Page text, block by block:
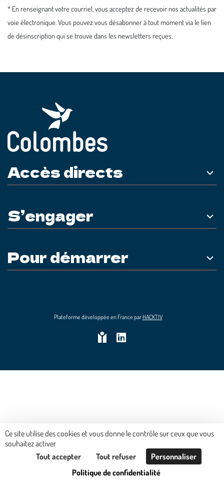
* En renseignant votre courriel, vous acceptez de recevoir nos actualités par
voie électronique. Vous pouvez vous désabonner à tout moment via le lien
de désinscription qui se trouve dans les newsletters reçues.
Accès directs
S’engager
Pour démarrer
Plateforme développée en France parHACKTIV
Ce site utilise des cookies et vous donne le contrôle sur ceux que vous
souhaitez activer
Tout accepter
Tout refuser
Personnaliser
Politique de confidentialité